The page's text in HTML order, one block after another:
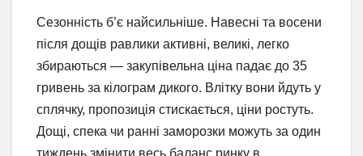
Сезонність б’є найсильніше. Навесні та восени
після дощів равлики активні, великі, легко
збираються — закупівельна ціна падає до 35
гривень за кілограм дикого. Влітку вони йдуть у
сплячку, пропозиція стискається, ціни ростуть.
Дощі, спека чи ранні заморозки можуть за один
тиждень змінити весь баланс ринку в